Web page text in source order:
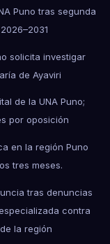
Puno tras segunda
solicita investigar
de Ayaviri
de la UNA Puno;
por oposición
en la región Puno
tres meses.
tras denuncias
contra
la región